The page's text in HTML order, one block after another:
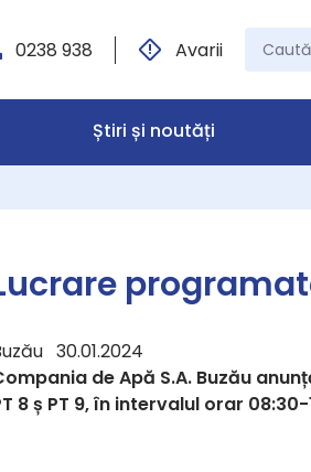
0238 938 Avarii
Știri și noutăți
30.01.2024
de Apă S.A. Buzău
8 ș PT 9, în intervalul orar